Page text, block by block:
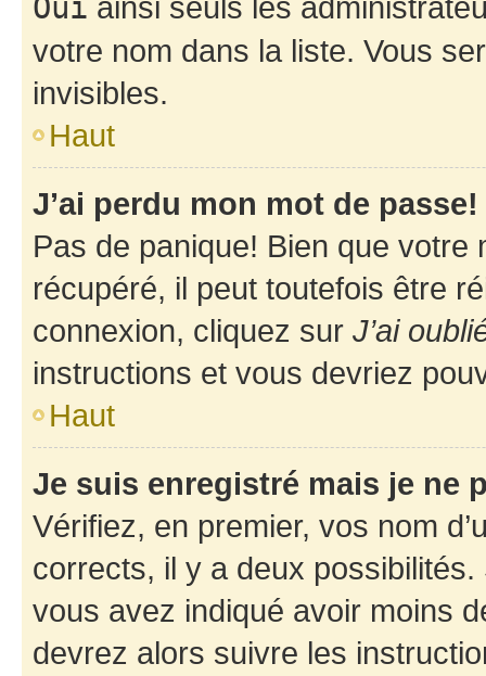
Oui
votre nom dans la liste. Vous
invisibles.
Haut
J’ai perdu mon mot de passe!
Pas de panique! Bien que
récupéré, il peut toutefois être
connexion, cliquez sur J’ai
instructions et vous devriez
Haut
Je suis enregistré mais je ne
Vérifiez, en premier, vos nom
corrects, il y a deux
vous avez indiqué avoir moins
devrez alors suivre les